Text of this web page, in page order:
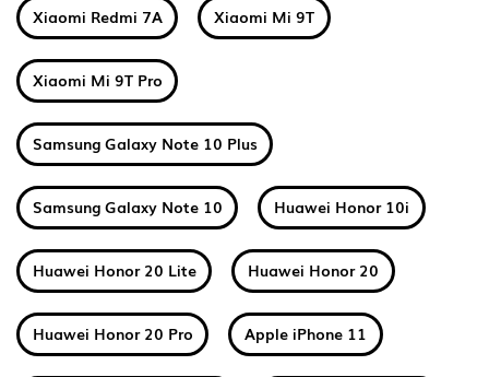
Xiaomi Redmi 7A Xiaomi Mi 9T
Xiaomi Mi 9T Pro
Samsung Galaxy Note 10 Plus
Samsung Galaxy Note 10 Huawei Honor 10i
Huawei Honor 20 Lite Huawei Honor 20
Huawei Honor 20 Pro Apple iPhone 11